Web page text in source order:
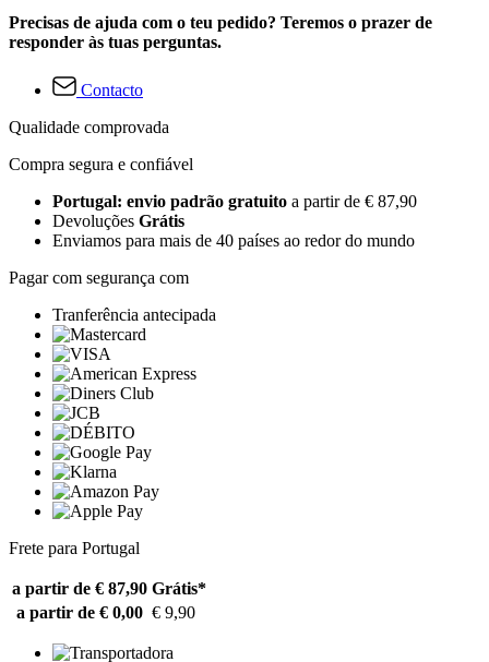
Precisas de ajuda com o teu pedido? Teremos o prazer de
responder às tuas perguntas.
Contacto
Qualidade comprovada
Compra segura e confiável
Portugal: envio padrão gratuito a partir de € 87,90
Devoluções Grátis
Enviamos para mais de 40 países ao redor do mundo
Pagar com segurança com
Tranferência antecipada
Frete para Portugal
a partir de € 87,90 Grátis*
a partir de € 0,00 € 9,90